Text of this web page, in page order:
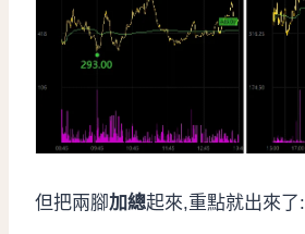
但把兩腳加總起來,重點就出來了: